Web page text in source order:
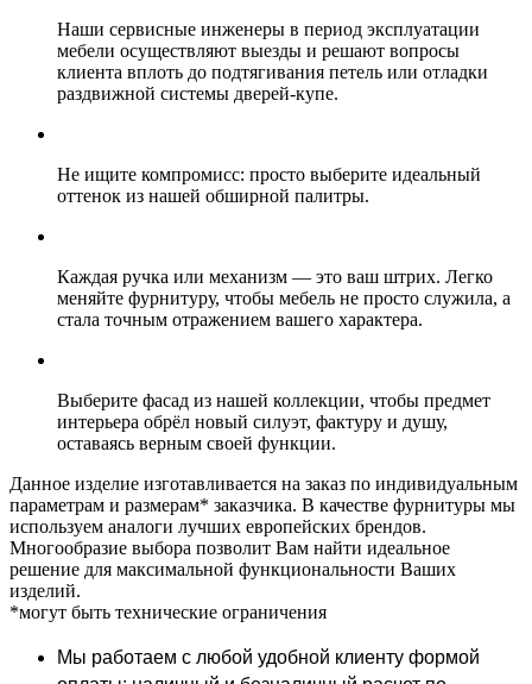
Наши сервисные инженеры в период эксплуатации
мебели осуществляют выезды и решают вопросы
клиента вплоть до подтягивания петель или отладки
раздвижной системы дверей-купе.
Не ищите компромисс: просто выберите идеальный
оттенок из нашей обширной палитры.
Каждая ручка или механизм — это ваш штрих. Легко
меняйте фурнитуру, чтобы мебель не просто служила, а
стала точным отражением вашего характера.
Выберите фасад из нашей коллекции, чтобы предмет
интерьера обрёл новый силуэт, фактуру и душу,
оставаясь верным своей функции.
Данное изделие изготавливается на заказ по индивидуальным
параметрам и размерам* заказчика. В качестве фурнитуры мы
используем аналоги лучших европейских брендов.
Многообразие выбора позволит Вам найти идеальное
решение для максимальной функциональности Ваших
изделий.
*могут быть технические ограничения
Мы работаем с любой удобной клиенту формой